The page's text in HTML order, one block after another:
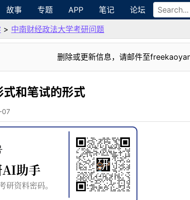
故事 专题 APP 笔记 论坛
> 中南财经政法大学考研问题
删除或更新信息，请邮件至
和笔试的形式
07